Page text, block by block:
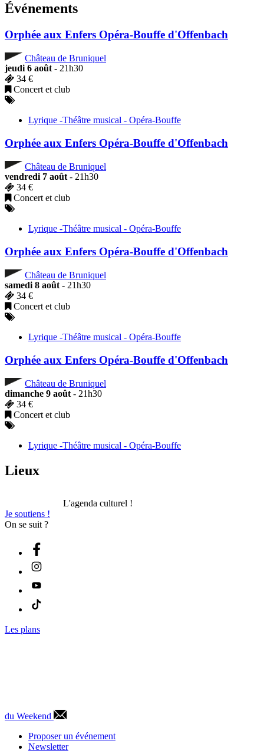
Événements
Orphée aux Enfers Opéra-Bouffe d'Offenbach
Château de Bruniquel
jeudi 6 août - 21h30
34 €
Concert et club
Lyrique -Théâtre musical - Opéra-Bouffe
Orphée aux Enfers Opéra-Bouffe d'Offenbach
Château de Bruniquel
vendredi 7 août - 21h30
34 €
Concert et club
Lyrique -Théâtre musical - Opéra-Bouffe
Orphée aux Enfers Opéra-Bouffe d'Offenbach
Château de Bruniquel
samedi 8 août - 21h30
34 €
Concert et club
Lyrique -Théâtre musical - Opéra-Bouffe
Orphée aux Enfers Opéra-Bouffe d'Offenbach
Château de Bruniquel
dimanche 9 août - 21h30
34 €
Concert et club
Lyrique -Théâtre musical - Opéra-Bouffe
Lieux
L'agenda culturel !
Je soutiens !
On se suit ?
Les plans
du Weekend
Proposer un événement
Newsletter